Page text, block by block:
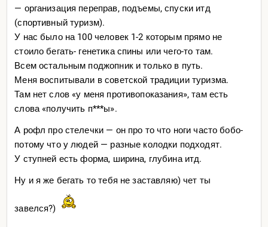
— организация переправ, подъемы, спуски итд
(спортивный туризм).
У нас было на 100 человек 1-2 которым прямо не
стоило бегать- генетика спины или чего-то там.
Всем остальным поджопник и только в путь.
Меня воспитывали в советской традиции туризма.
Там нет слов «у меня противопоказания», там есть
слова «получить п***ы».
А рофл про стелечки — он про то что ноги часто бобо-
потому что у людей — разные колодки подходят.
У ступней есть форма, ширина, глубина итд.
Ну и я же бегать то тебя не заставляю) чет ты
завелся?)